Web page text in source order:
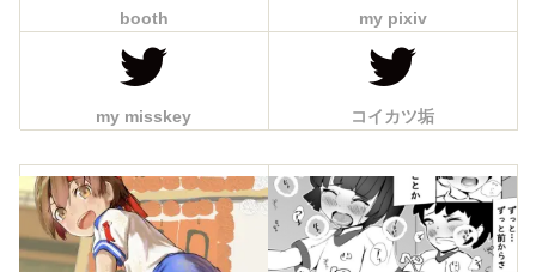
booth my pixiv
my misskey コイカツ垢